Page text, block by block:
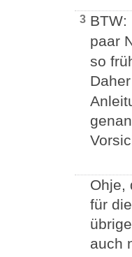
3 BTW:
paar
so
Ohje,
für
auch